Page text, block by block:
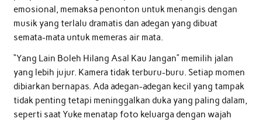
emosional, memaksa penonton untuk menangis dengan
musik yang terlalu dramatis dan adegan yang dibuat
semata-mata untuk memeras air mata.
“Yang Lain Boleh Hilang Asal Kau Jangan” memilih jalan
yang lebih jujur. Kamera tidak terburu-buru. Setiap momen
dibiarkan bernapas. Ada adegan-adegan kecil yang tampak
tidak penting tetapi meninggalkan duka yang paling dalam,
seperti saat Yuke menatap foto keluarga dengan wajah